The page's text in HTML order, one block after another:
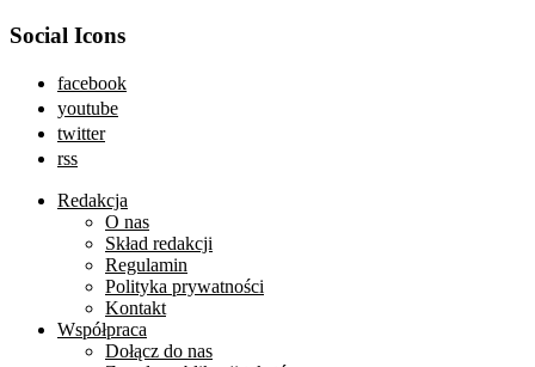
Social Icons
facebook
youtube
twitter
rss
Redakcja
O nas
Skład redakcji
Regulamin
Polityka prywatności
Kontakt
Współpraca
Dołącz do nas